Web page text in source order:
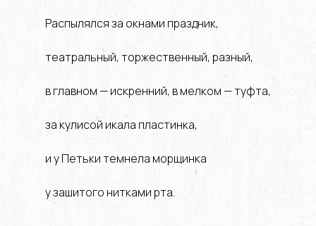
Распылялся за окнами праздник,
театральный, торжественный, разный,
в главном — искренний, в мелком — туфта,
за кулисой икала пластинка,
и у Петьки темнела морщинка
у зашитого нитками рта.